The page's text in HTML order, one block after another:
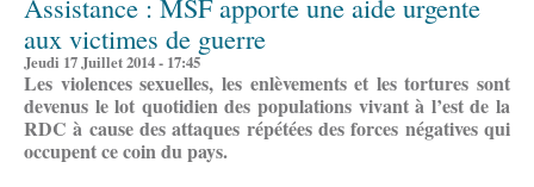
aux victimes de guerre
Jeudi 17 Juillet 2014 - 17:45
Les violences sexuelles, les enlèvements et les tortures sont
devenus le lot quotidien des populations vivant à l’est de la
RDC à cause des attaques répétées des forces négatives qui
occupent ce coin du pays.